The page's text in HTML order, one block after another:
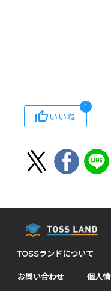
いいね
1
TOSSランドについて
お問い合わせ 個人